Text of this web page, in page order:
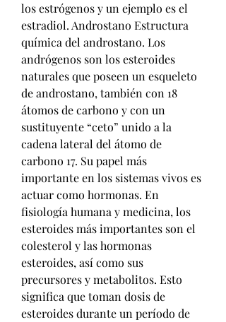
los estrógenos y un ejemplo es el
estradiol. Androstano Estructura
química del androstano. Los
andrógenos son los esteroides
naturales que poseen un esqueleto
de androstano, también con 18
átomos de carbono y con un
sustituyente “ceto” unido a la
cadena lateral del átomo de
carbono 17. Su papel más
importante en los sistemas vivos es
actuar como hormonas. En
fisiología humana y medicina, los
esteroides más importantes son el
colesterol y las hormonas
esteroides, así como sus
precursores y metabolitos. Esto
significa que toman dosis de
esteroides durante un período de